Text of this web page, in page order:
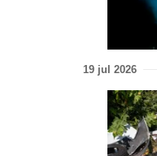
19 jul 2026